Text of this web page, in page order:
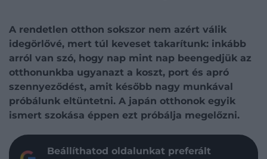
A rendetlen otthon sokszor nem azért válik
idegörlővé, mert túl keveset takarítunk: inkább
arról van szó, hogy nap mint nap beengedjük az
otthonunkba ugyanazt a koszt, port és apró
szennyeződést, amit később nagy munkával
próbálunk eltüntetni. A japán otthonok egyik
ismert szokása éppen ezt próbálja megelőzni.
Beállíthatod oldalunkat preferált